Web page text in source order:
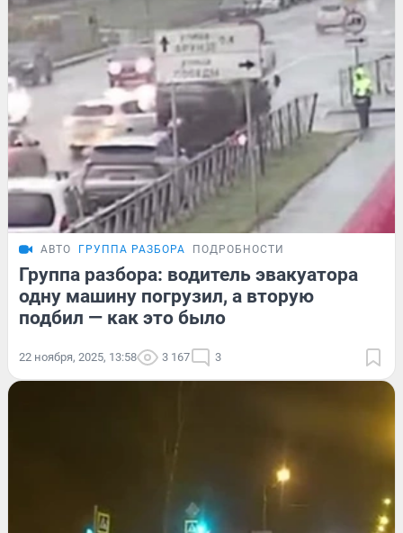
АВТО ГРУППА РАЗБОРА ПОДРОБНОСТИ
Группа разбора: водитель эвакуатора
одну машину погрузил, а вторую
подбил — как это было
22 ноября, 2025, 13:58 3 167 3